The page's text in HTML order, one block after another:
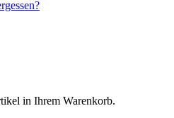
in Ihrem Warenkorb.